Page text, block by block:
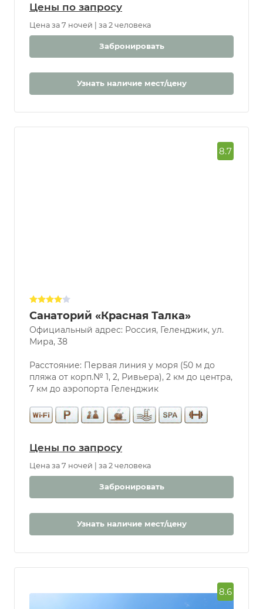
Цена за 7 ночей | за 2 человека
Забронировать
Узнать наличие мест/цену
8.7
Санаторий «Красная Талка»
Официальный адрес: Россия, Геленджик, ул.
Расстояние: Первая линия у моря (50 м до
пляжа от корп.№ 1, 2, Ривьера), 2 км до центра,
Цена за 7 ночей | за 2 человека
Забронировать
Узнать наличие мест/цену
8.6